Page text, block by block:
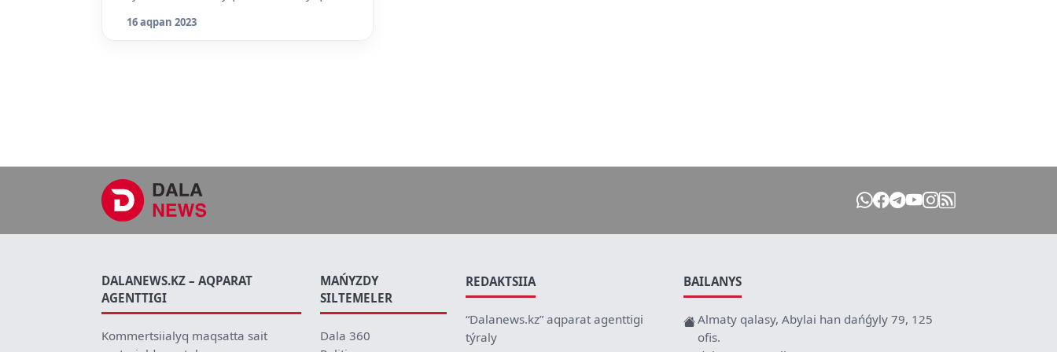
16 aqpan 2023
DALANEWS.KZ – AQPARAT
AGENTTIGI
Kommertsiialyq maqsatta sait
MAŃYZDY
SILTEMELER
Dala 360
REDAKTSIIA
“Dalanews.kz” aqparat agenttigi
týraly
BAILANYS
Almaty qalasy, Abylai han dańǵyly 79, 125
ofis.